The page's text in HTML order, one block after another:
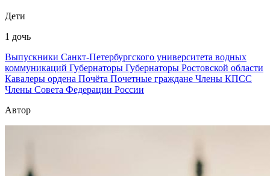
Дети
1 дочь
Выпускники Санкт-Петербургского университета водных
коммуникаций Губернаторы Губернаторы Ростовской области
Кавалеры ордена Почёта Почетные граждане Члены КПСС
Члены Совета Федерации России
Автор